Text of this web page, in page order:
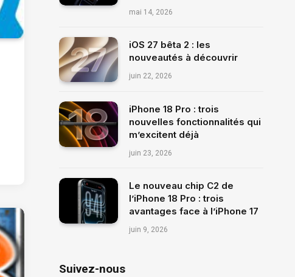
mai 14, 2026
iOS 27 bêta 2 : les
nouveautés à découvrir
juin 22, 2026
iPhone 18 Pro : trois
nouvelles fonctionnalités qui
m’excitent déjà
juin 23, 2026
Le nouveau chip C2 de
l’iPhone 18 Pro : trois
avantages face à l’iPhone 17
juin 9, 2026
Suivez-nous